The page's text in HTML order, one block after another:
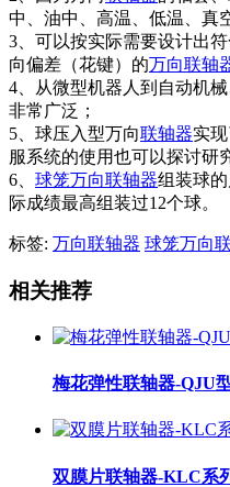
中、油中、高温、低温、真
3、可以按实际需要设计出
向偏差（花键）的万向联轴
4、从微型机器人到自动机
非常广泛；
5、球压入型万向联轴器实
服系统的使用也可以探讨研
6、 球笼万向联轴器组装球
际成绩最高组装过12个球。
标签: 万向联轴器 球笼万向
相关推荐
梅花弹性联轴器-QJU
双膜片联轴器-KLC系